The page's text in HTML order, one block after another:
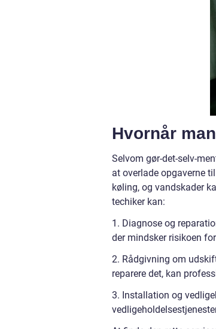
Hvornår
Selvom gør-det-selv-
at overlade opgaverne
køling, og vandskader
techiker kan:
1. Diagnose og
der mindsker risikoen
2. Rådgivning om
reparere det, kan
3. Installation og